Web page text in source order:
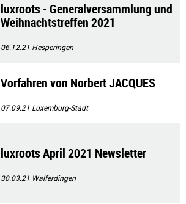
luxroots - Generalversammlung und
Weihnachtstreffen 2021
06.12.21 Hesperingen
Vorfahren von Norbert JACQUES
07.09.21 Luxemburg-Stadt
luxroots April 2021 Newsletter
30.03.21 Walferdingen